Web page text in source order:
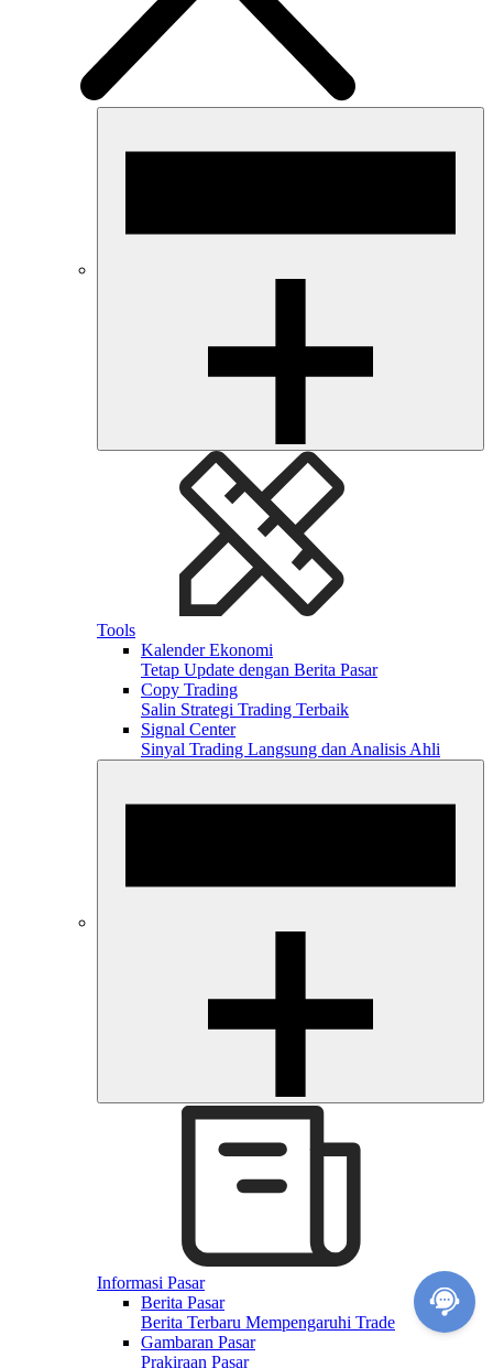
Tools
Kalender Ekonomi
Tetap Update dengan Berita Pasar
Copy Trading
Salin Strategi Trading Terbaik
Signal Center
Sinyal Trading Langsung dan Analisis Ahli
Informasi Pasar
Berita Pasar
Berita Terbaru Mempengaruhi Trade
Gambaran Pasar
Prakiraan Pasar